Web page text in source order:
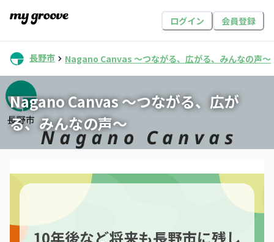
ログイン 会員登録
長野市 Nagano Canvas 〜つながる、広がる、みんなの声〜
Nagano Canvas 〜つながる、広が
る、みんなの声〜
10年後など将来も長野市に残し